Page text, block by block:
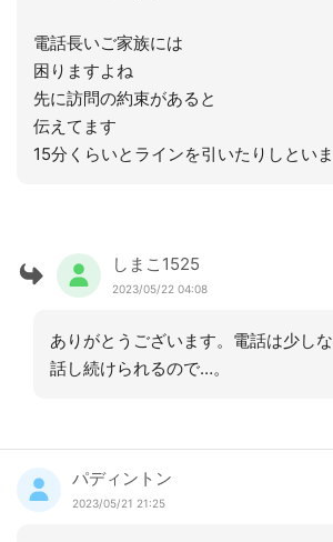
電話長いご家族には
困りますよね
先に訪問の約束があると
伝えてます
15分くらいとラインを引いたりしとい
しまこ1525
2023/05/22 04:08
ありがとうございます。電話は少しな
話し続けられるので…。
パディントン
2023/05/21 21:25